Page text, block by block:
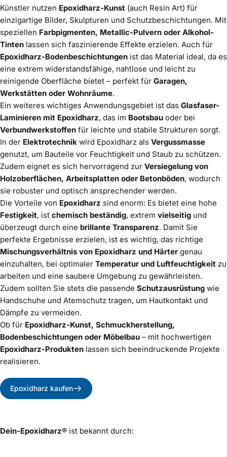
Künstler nutzen Epoxidharz-Kunst (auch Resin Art) für
einzigartige Bilder, Skulpturen und Schutzbeschichtungen. Mit
speziellen Farbpigmenten, Metallic-Pulvern oder Alkohol-
Tinten lassen sich faszinierende Effekte erzielen. Auch für
Epoxidharz-Bodenbeschichtungen ist das Material ideal, da es
eine extrem widerstandsfähige, nahtlose und leicht zu
reinigende Oberfläche bietet – perfekt für Garagen,
Werkstätten oder Wohnräume.
Ein weiteres wichtiges Anwendungsgebiet ist das Glasfaser-
Laminieren mit Epoxidharz, das im Bootsbau oder bei
Verbundwerkstoffen für leichte und stabile Strukturen sorgt.
In der Elektrotechnik wird Epoxidharz als Vergussmasse
genutzt, um Bauteile vor Feuchtigkeit und Staub zu schützen.
Zudem eignet es sich hervorragend zur Versiegelung von
Holzoberflächen, Arbeitsplatten oder Betonböden, wodurch
sie robuster und optisch ansprechender werden.
Die Vorteile von Epoxidharz sind enorm: Es bietet eine hohe
Festigkeit, ist chemisch beständig, extrem vielseitig und
überzeugt durch eine brillante Transparenz. Damit Sie
perfekte Ergebnisse erzielen, ist es wichtig, das richtige
Mischungsverhältnis von Epoxidharz und Härter genau
einzuhalten, bei optimaler Temperatur und Luftfeuchtigkeit zu
arbeiten und eine saubere Umgebung zu gewährleisten.
Zudem sollten Sie stets die passende Schutzausrüstung wie
Handschuhe und Atemschutz tragen, um Hautkontakt und
Dämpfe zu vermeiden.
Ob für Epoxidharz-Kunst, Schmuckherstellung,
Bodenbeschichtungen oder Möbelbau – mit hochwertigen
Epoxidharz-Produkten lassen sich beeindruckende Projekte
realisieren.
Epoxidharz kaufen
Dein-Epoxidharz® ist bekannt durch: